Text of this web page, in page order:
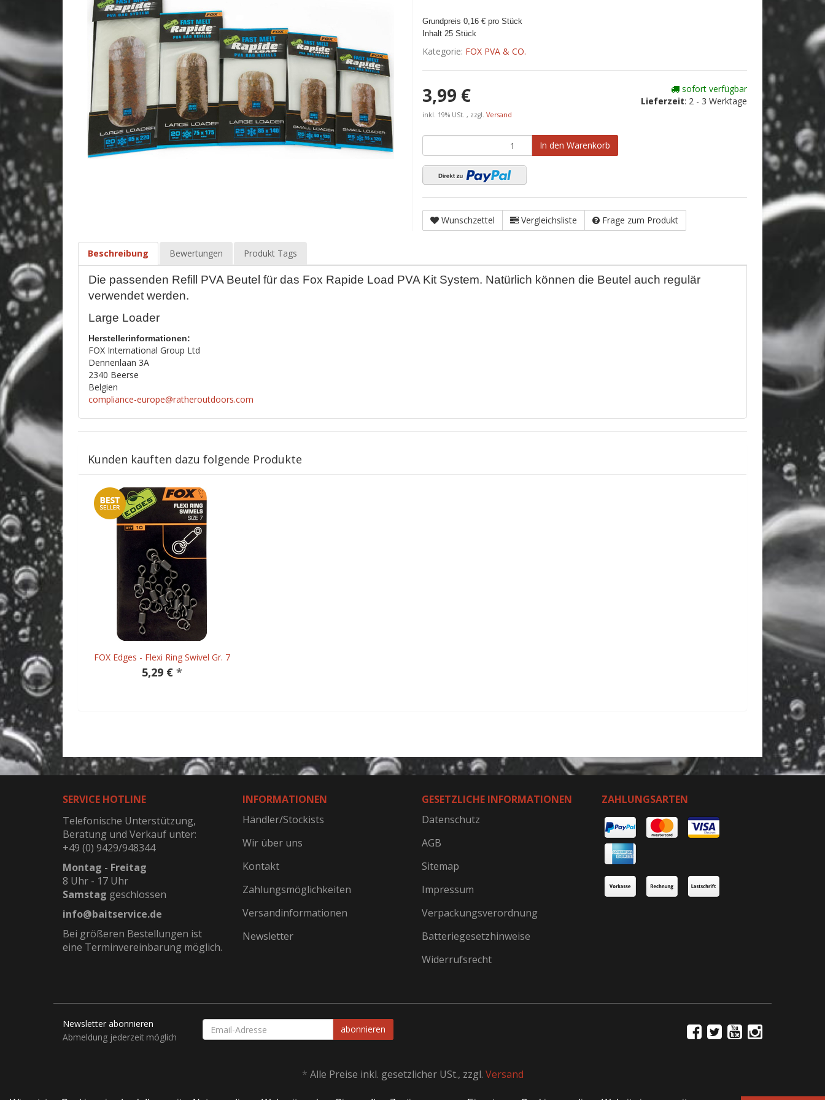
Grundpreis 0,16 € pro Stück
Inhalt 25 Stück
Kategorie: FOX PVA & CO.
3,99 €
inkl. 19% USt. , zzgl. Versand
sofort verfügbar
Lieferzeit: 2 - 3 Werktage
In den Warenkorb
Wunschzettel Vergleichsliste Frage zum Produkt
Beschreibung Bewertungen Produkt Tags
Die passenden Refill PVA Beutel für das Fox Rapide Load PVA Kit System. Natürlich können die Beutel auch regulär
verwendet werden.
Large Loader
Herstellerinformationen:
FOX International Group Ltd
Dennenlaan 3A
2340 Beerse
Belgien
compliance-europe@ratheroutdoors.com
Kunden kauften dazu folgende Produkte
FOX Edges - Flexi Ring Swivel Gr. 7
5,29 € *
SERVICE HOTLINE
Telefonische Unterstützung,
Beratung und Verkauf unter:
+49 (0) 9429/948344
Montag - Freitag
8 Uhr - 17 Uhr
Samstag geschlossen
info@baitservice.de
Bei größeren Bestellungen ist
eine Terminvereinbarung möglich.
INFORMATIONEN
Händler/Stockists
Wir über uns
Kontakt
Zahlungsmöglichkeiten
Versandinformationen
Newsletter
GESETZLICHE INFORMATIONEN
Datenschutz
AGB
Sitemap
Impressum
Verpackungsverordnung
Batteriegesetzhinweise
Widerrufsrecht
ZAHLUNGSARTEN
Newsletter abonnieren
Abmeldung jederzeit möglich
EMAIL-
ADRESSE
abonnieren
* Alle Preise inkl. gesetzlicher USt., zzgl. Versand